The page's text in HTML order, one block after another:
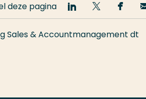
Sales & Accountmanagement dt
deze pagina
Deel
op
LinkedIn
Deel
op
Twitter
op